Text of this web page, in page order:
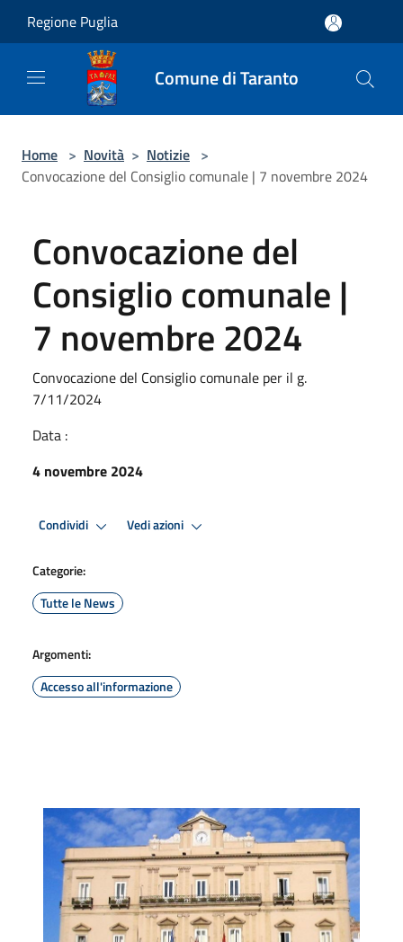
Regione Puglia
Comune di Taranto
Home > Novità > Notizie >
Convocazione del Consiglio comunale | 7 novembre 2024
Convocazione del
Consiglio comunale |
7 novembre 2024
Convocazione del Consiglio comunale per il g.
7/11/2024
Data :
4 novembre 2024
Condividi Vedi azioni
Categorie:
Tutte le News
Argomenti:
Accesso all'informazione